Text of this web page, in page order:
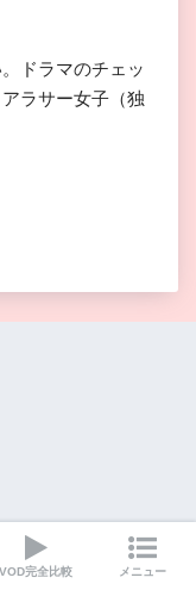
ドラマのチェッ
ラサー女子（独
VOD完全比較 メニュー